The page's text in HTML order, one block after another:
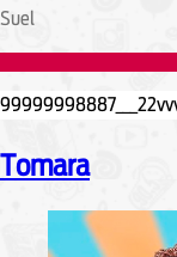
Suel
Tomara